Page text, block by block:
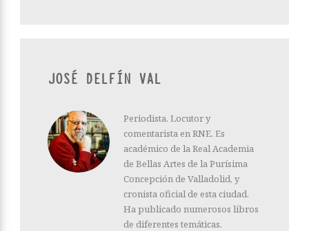
JOSÉ DELFÍN VAL
Periodista. Locutor y
comentarista en RNE. Es
académico de la Real Academia
de Bellas Artes de la Purísima
Concepción de Valladolid, y
cronista oficial de esta ciudad.
Ha publicado numerosos libros
de diferentes temáticas.